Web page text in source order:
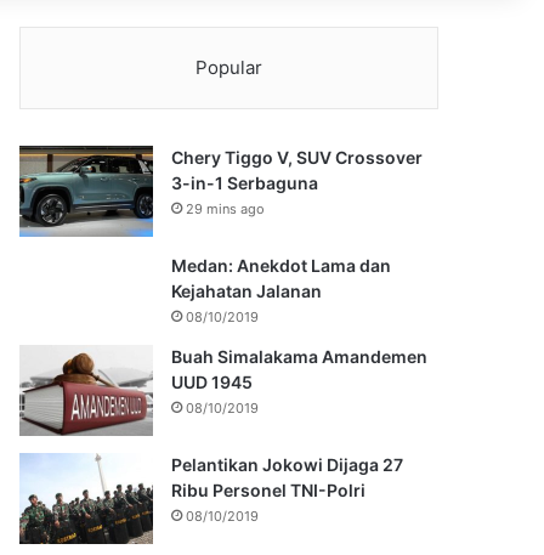
Popular
Chery Tiggo V, SUV Crossover
3-in-1 Serbaguna
29 mins ago
Medan: Anekdot Lama dan
Kejahatan Jalanan
08/10/2019
Buah Simalakama Amandemen
UUD 1945
08/10/2019
Pelantikan Jokowi Dijaga 27
Ribu Personel TNI-Polri
08/10/2019